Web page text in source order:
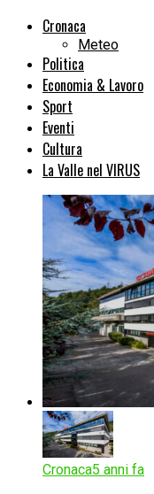
Cronaca
Meteo
Politica
Economia & Lavoro
Sport
Eventi
Cultura
La Valle nel VIRUS
Cronaca5 anni fa